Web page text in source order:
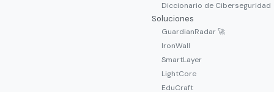
Diccionario de Ciberseguridad
Soluciones
GuardianRadar 🚀
IronWall
SmartLayer
LightCore
EduCraft